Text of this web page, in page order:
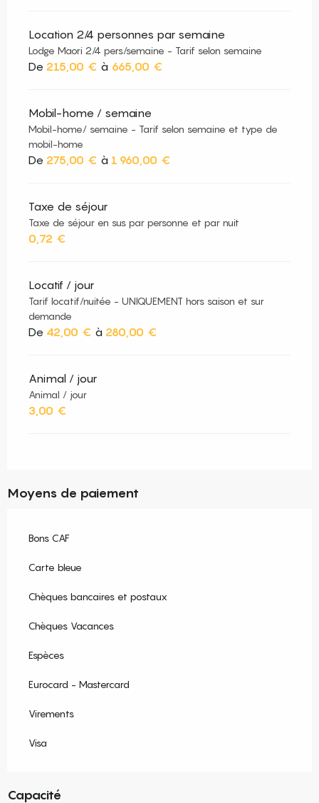
Location 2/4 personnes par semaine
Lodge Maori 2/4 pers/semaine - Tarif selon semaine
De 215,00 € à 665,00 €
Mobil-home / semaine
Mobil-home/ semaine - Tarif selon semaine et type de
mobil-home
De 275,00 € à 1 960,00 €
Taxe de séjour
Taxe de séjour en sus par personne et par nuit
0,72 €
Locatif / jour
Tarif locatif/nuitée - UNIQUEMENT hors saison et sur
demande
De 42,00 € à 280,00 €
Animal / jour
Animal / jour
3,00 €
Moyens de paiement
Bons CAF
Carte bleue
Chèques bancaires et postaux
Chèques Vacances
Espèces
Eurocard - Mastercard
Virements
Visa
Capacité